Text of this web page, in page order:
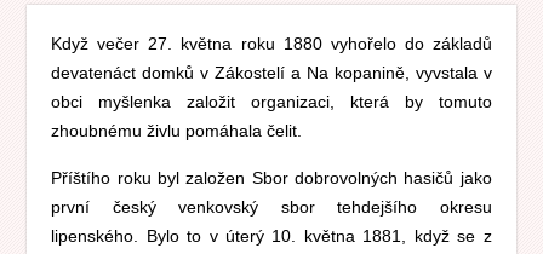
Když večer 27. května roku 1880 vyhořelo do základů
devatenáct domků v Zákostelí a Na kopanině, vyvstala v
obci myšlenka založit organizaci, která by tomuto
zhoubnému živlu pomáhala čelit.
Příštího roku byl založen Sbor dobrovolných hasičů jako
první český venkovský sbor tehdejšího okresu
lipenského. Bylo to v úterý 10. května 1881, když se z